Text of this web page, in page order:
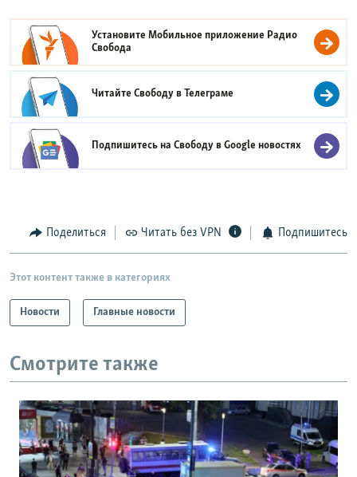
Установите Мобильное приложение Радио
Свобода
Читайте Свободу вТелеграме
Подпишитесь на Свободу вGoogle новостях
Поделиться Читать без VPN Подпишитесь
Этот контент также в категориях
Новости Главные новости
Смотрите также